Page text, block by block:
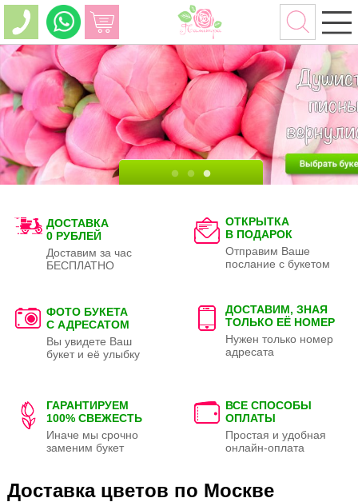
ДОСТАВКА
0 РУБЛЕЙ
Доставим за час
БЕСПЛАТНО
ОТКРЫТКА
В ПОДАРОК
Отправим Ваше
послание с букетом
ФОТО БУКЕТА
С АДРЕСАТОМ
Вы увидете Ваш
букет и её улыбку
ДОСТАВИМ, ЗНАЯ
ТОЛЬКО ЕЁ НОМЕР
Нужен только номер
адресата
ГАРАНТИРУЕМ
100% СВЕЖЕСТЬ
Иначе мы срочно
заменим букет
ВСЕ СПОСОБЫ
ОПЛАТЫ
Простая и удобная
онлайн-оплата
Доставка цветов по Москве